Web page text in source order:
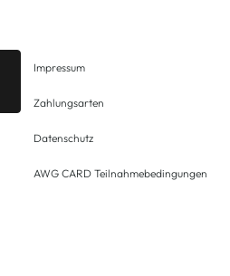
Impressum
Zahlungsarten
Datenschutz
AWG CARD Teilnahmebedingungen